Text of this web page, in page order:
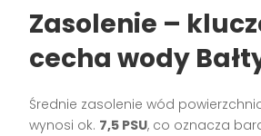
Zasolenie –
cecha wody
Średnie zasolenie wód
wynosi ok. 7,5 PSU, co oznacza